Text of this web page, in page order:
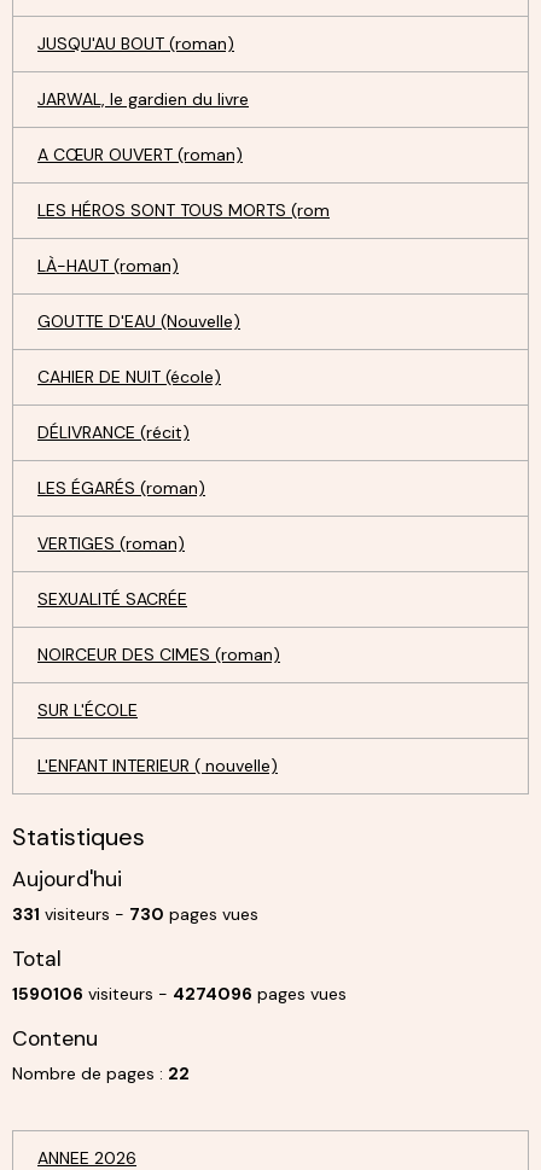
JUSQU'AU BOUT (roman)
JARWAL, le gardien du livre
A CŒUR OUVERT (roman)
LES HÉROS SONT TOUS MORTS (rom
LÀ-HAUT (roman)
GOUTTE D'EAU (Nouvelle)
CAHIER DE NUIT (école)
DÉLIVRANCE (récit)
LES ÉGARÉS (roman)
VERTIGES (roman)
SEXUALITÉ SACRÉE
NOIRCEUR DES CIMES (roman)
SUR L'ÉCOLE
L'ENFANT INTERIEUR ( nouvelle)
Statistiques
Aujourd'hui
331 visiteurs - 730 pages vues
Total
1590106 visiteurs - 4274096 pages vues
Contenu
Nombre de pages : 22
ANNEE 2026